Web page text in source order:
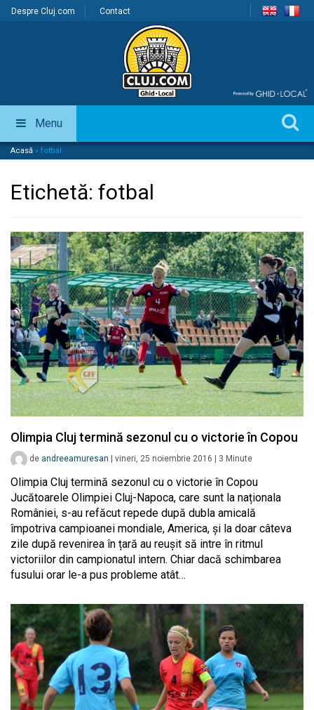
Despre Cluj.com Contact
Menu
Acasă » fotbal
Etichetă: fotbal
Olimpia Cluj termină sezonul cu o victorie în Copou
de andreeamuresan vineri, 25 noiembrie 2016 3 Minute
Olimpia Cluj termină sezonul cu o victorie în Copou
Jucătoarele Olimpiei Cluj-Napoca, care sunt la naționala
României, s-au refăcut repede după dubla amicală
împotriva campioanei mondiale, America, și la doar câteva
zile după revenirea în țară au reușit să intre în ritmul
victoriilor din campionatul intern. Chiar dacă schimbarea
fusului orar le-a pus probleme atât…